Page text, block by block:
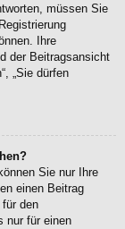
müssen Sie
Ihre
der Beitragsansicht
„Sie dürfen
Sie nur Ihre
einen Beitrag
für den
nur für einen